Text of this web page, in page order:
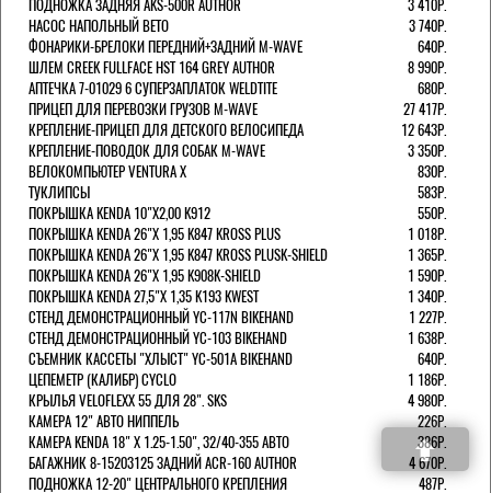
ПОДНОЖКА ЗАДНЯЯ AKS-500R AUTHOR
3 410Р.
НАСОС НАПОЛЬНЫЙ BETO
3 740Р.
ФОНАРИКИ-БРЕЛОКИ ПЕРЕДНИЙ+ЗАДНИЙ M-WAVE
640Р.
ШЛЕМ CREEK FULLFACE HST 164 GREY AUTHOR
8 990Р.
АПТЕЧКА 7-01029 6 СУПЕРЗАПЛАТОК WELDTITE
680Р.
ПРИЦЕП ДЛЯ ПЕРЕВОЗКИ ГРУЗОВ M-WAVE
27 417Р.
КРЕПЛЕНИЕ-ПРИЦЕП ДЛЯ ДЕТСКОГО ВЕЛОСИПЕДА
12 643Р.
КРЕПЛЕНИЕ-ПОВОДОК ДЛЯ СОБАК M-WAVE
3 350Р.
ВЕЛОКОМПЬЮТЕР VENTURA Х
830Р.
ТУКЛИПСЫ
583Р.
ПОКРЫШКА KENDA 10"Х2,00 K912
550Р.
ПОКРЫШКА KENDA 26"Х 1,95 K847 KROSS PLUS
1 018Р.
ПОКРЫШКА KENDA 26"Х 1,95 K847 KROSS PLUSK-SHIELD
1 365Р.
ПОКРЫШКА KENDA 26"Х 1,95 K908K-SHIELD
1 590Р.
ПОКРЫШКА KENDA 27,5"Х 1,35 K193 KWEST
1 340Р.
СТЕНД ДЕМОНСТРАЦИОННЫЙ YC-117N BIKEHAND
1 227Р.
СТЕНД ДЕМОНСТРАЦИОННЫЙ YC-103 BIKEHAND
1 638Р.
СЪЕМНИК КАССЕТЫ "ХЛЫСТ" YC-501A BIKEHAND
640Р.
ЦЕПЕМЕТР (КАЛИБР) CYCLO
1 186Р.
КРЫЛЬЯ VELOFLEXX 55 ДЛЯ 28". SKS
4 980Р.
КАМЕРА 12" АВТО НИППЕЛЬ
226Р.
КАМЕРА KENDA 18" Х 1.25-1.50", 32/40-355 АВТО
386Р.
БАГАЖНИК 8-15203125 ЗАДНИЙ ACR-160 AUTHOR
4 670Р.
ПОДНОЖКА 12-20" ЦЕНТРАЛЬНОГО КРЕПЛЕНИЯ
487Р.